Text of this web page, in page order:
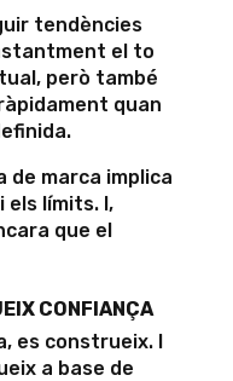
tendències
el to
però també
quan
de marca implica
els límits. I,
que el
CONFIANÇA
es construeix. I
a base de